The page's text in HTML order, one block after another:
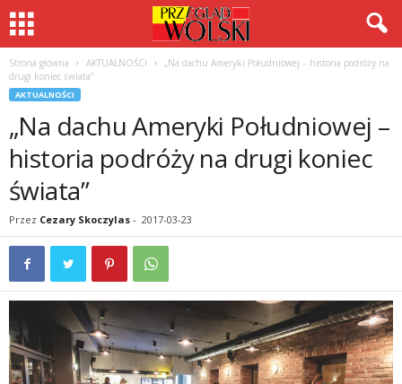
Strona główna AKTUALNOŚCI
„Na dachu Ameryki Południowej – historia podróży na
drugi koniec świata”
AKTUALNOŚCI
„Na dachu Ameryki Południowej –
historia podróży na drugi koniec
świata”
Przez Cezary Skoczylas - 2017-03-23